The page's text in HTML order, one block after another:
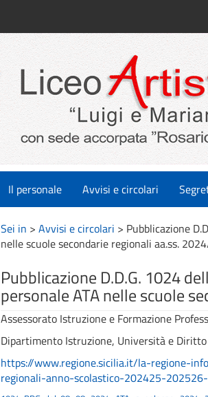
Il personale Avvisi e circolari
Sei in > Avvisi e circolari > Pubblicazione
nelle scuole secondarie regionali aa.ss.
Pubblicazione D.D.G. 1024
personale ATA nelle scuole
Assessorato Istruzione e Formazione
Dipartimento Istruzione, Università e
https://www.regione.sicilia.it/la-regione-
regionali-anno-scolastico-202425-